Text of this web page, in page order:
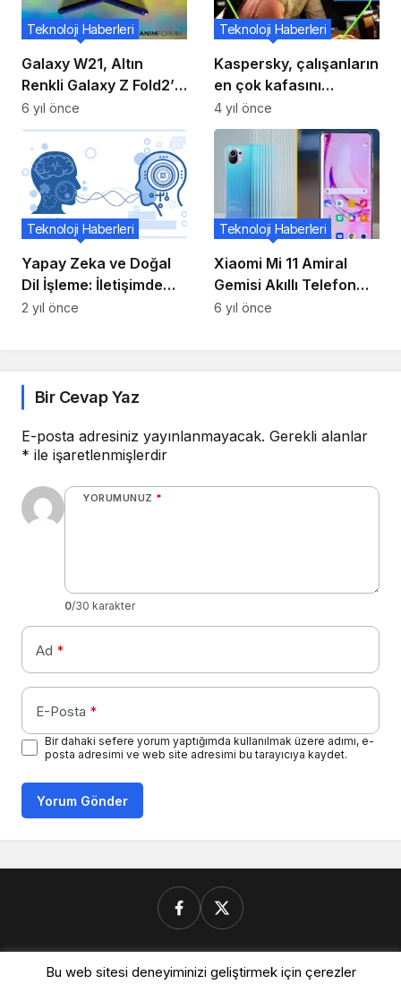
Galaxy W21, Altın
Renkli Galaxy Z Fold2’yi
Temel Alacak
Teknoloji Haberleri
6 yıl önce
Kaspersky, çalışanların
en çok kafasını
karıştıran kimlik avı e-
postalarını ortaya
çıkardı
Teknoloji Haberleri
4 yıl önce
Yapay Zeka ve Doğal
Dil İşleme: İletişimde
Yeni Yaklaşımlar
Teknoloji Haberleri
2 yıl önce
Xiaomi Mi 11 Amiral
Gemisi Akıllı Telefon
Yakında Dünya
Teknoloji Haberleri
6 yıl önce
Bir Cevap Yaz
E-posta adresiniz yayınlanmayacak. Gerekli alanlar
* ile işaretlenmişlerdir
YORUMUNUZ *
0/30 karakter
Ad *
E-Posta *
Bir dahaki sefere yorum yaptığımda kullanılmak üzere adımı, e-
posta adresimi ve web site adresimi bu tarayıcıya kaydet.
Yorum Gönder
Donanimforum.com
Bu web sitesi deneyiminizi geliştirmek için çerezler